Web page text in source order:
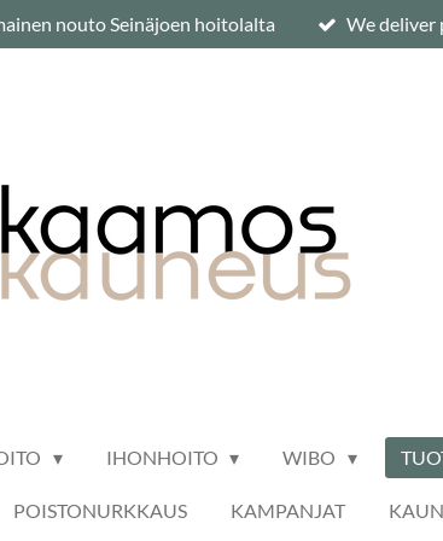
nouto Seinäjoen hoitolalta We deliver
IHONHOITO WIBO
POISTONURKKAUS KAMPANJAT